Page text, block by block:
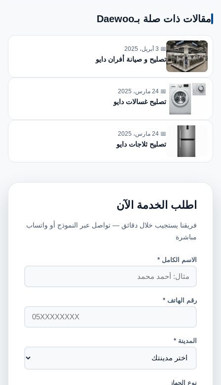
مقالات ذات صلة بـDaewoo
📅 3 أبريل، 2025
تصليح و صيانة أفران دايو
📅 24 مارس، 2025
تصليح غسالات دايو
📅 24 مارس، 2025
تصليح ثلاجات دايو
اطلب الخدمة الآن
فريقنا يستجيب خلال دقائق — تواصل عبر النموذج أو واتساب
مباشرة
الاسم الكامل *
رقم الهاتف *
المدينة *
نوع الجهاز